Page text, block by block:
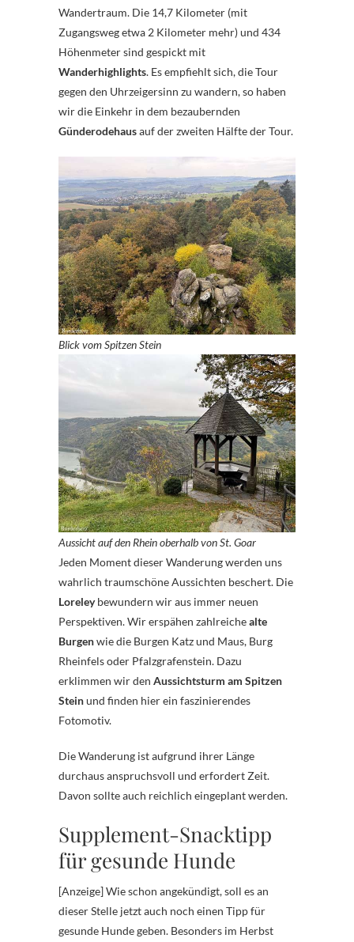
Wandertraum. Die 14,7 Kilometer (mit
Zugangsweg etwa 2 Kilometer mehr) und 434
Höhenmeter sind gespickt mit
Wanderhighlights. Es empfiehlt sich, die Tour
gegen den Uhrzeigersinn zu wandern, so haben
wir die Einkehr in dem bezaubernden
Günderodehausauf der zweiten Hälfte der Tour.
Blick vom Spitzen Stein
Aussicht auf den Rhein oberhalb von St. Goar
Jeden Moment dieser Wanderung werden uns
wahrlich traumschöne Aussichten beschert. Die
Loreleybewundern wir aus immer neuen
Perspektiven. Wir erspähen zahlreichealte
Burgenwie die Burgen Katz und Maus, Burg
Rheinfels oder Pfalzgrafenstein. Dazu
erklimmen wir den Aussichtsturm am Spitzen
Steinund finden hier ein faszinierendes
Fotomotiv.
Die Wanderung ist aufgrund ihrer Länge
durchaus anspruchsvoll und erfordert Zeit.
Davon sollte auch reichlich eingeplant werden.
Supplement-Snacktipp
für gesunde Hunde
[Anzeige] Wie schon angekündigt, soll es an
dieser Stelle jetzt auch noch einen Tipp für
gesunde Hunde geben. Besonders im Herbst